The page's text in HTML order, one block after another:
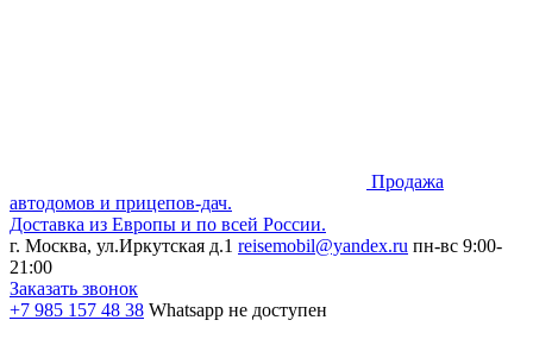
Продажа
автодомов и прицепов-дач.
Доставка из Европы и по всей России.
г. Москва, ул.Иркутская д.1 reisemobil@yandex.ru пн-вс 9:00-
21:00
Заказать звонок
+7 985 157 48 38 Whatsapp не доступен